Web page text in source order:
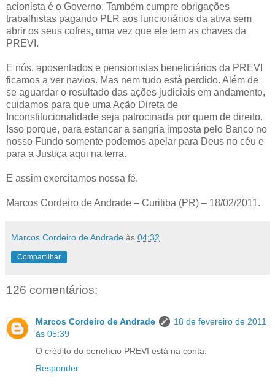
acionista é o Governo. Também cumpre obrigações
trabalhistas pagando PLR aos funcionários da ativa sem
abrir os seus cofres, uma vez que ele tem as chaves da
PREVI.
E nós, aposentados e pensionistas beneficiários da PREVI
ficamos a ver navios. Mas nem tudo está perdido. Além de
se aguardar o resultado das ações judiciais em andamento,
cuidamos para que uma Ação Direta de
Inconstitucionalidade seja patrocinada por quem de direito.
Isso porque, para estancar a sangria imposta pelo Banco no
nosso Fundo somente podemos apelar para Deus no céu e
para a Justiça aqui na terra.
E assim exercitamos nossa fé.
Marcos Cordeiro de Andrade – Curitiba (PR) – 18/02/2011.
Marcos Cordeiro de Andrade às 04:32
Compartilhar
126 comentários:
Marcos Cordeiro de Andrade
18 de fevereiro de 2011
às 05:39
O crédito do benefício PREVI está na conta.
Responder